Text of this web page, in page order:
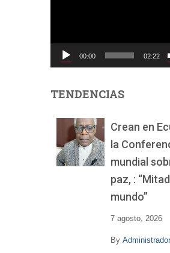
t
00:00 02:22
TENDENCIAS
Crean en
la
mundial
paz, :
mundo”
7 agosto, 2026
By Administrador